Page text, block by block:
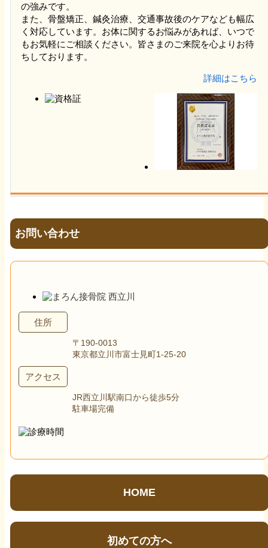
の強みです。
また、骨盤矯正、鍼灸治療、交通事故後のケアなども幅広
く対応しています。お体に関するお悩みがあれば、いつで
もお気軽にご相談ください。皆さまのご来院を心よりお待
ちしております。
詳細はこちら
お問い合わせ
住所
〒190-0013
東京都立川市富士見町1-25-20
アクセス
JR西立川駅南口から徒歩5分
駐車場完備
HOME
初めての方へ